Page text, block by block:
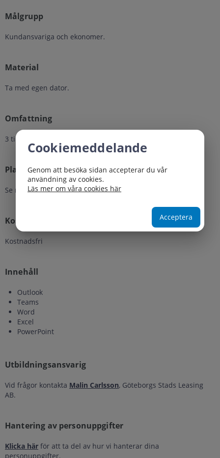
Målgrupp
Kundansvariga och ekonomer.
Material
Ta med egen dator.
Omfattning
3 timmar.
Plats
Se respektive tillfälle.
Kostnad
Kostnadsfri
Innehåll
Outlook
Teams
Word
Excel
PowerPoint
Utbildningsansvarig
Vid frågor kontakta Malin Carlsson, Göteborgs Stads Leasing
AB.
Hantering av personuppgifter
Klicka här för att ta del av hur vi hanterar dina
personuppgifter.
Cookiemeddelande
Genom att besöka sidan accepterar du vår
användning av cookies.
Läs mer om våra cookies här
Acceptera